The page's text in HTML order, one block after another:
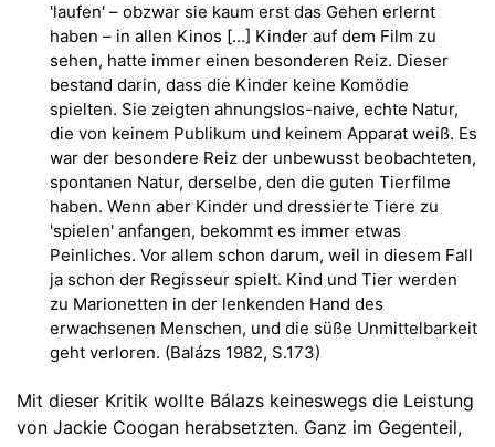
'laufen' – obzwar sie kaum erst das Gehen erlernt
haben – in allen Kinos [...] Kinder auf dem Film zu
sehen, hatte immer einen besonderen Reiz. Dieser
bestand darin, dass die Kinder keine Komödie
spielten. Sie zeigten ahnungslos-naive, echte Natur,
die von keinem Publikum und keinem Apparat weiß. Es
war der besondere Reiz der unbewusst beobachteten,
spontanen Natur, derselbe, den die guten Tierfilme
haben. Wenn aber Kinder und dressierte Tiere zu
'spielen' anfangen, bekommt es immer etwas
Peinliches. Vor allem schon darum, weil in diesem Fall
ja schon der Regisseur spielt. Kind und Tier werden
zu Marionetten in der lenkenden Hand des
erwachsenen Menschen, und die süße Unmittelbarkeit
geht verloren. (Balázs 1982, S.173)
Mit dieser Kritik wollte Bálazs keineswegs die Leistung
von Jackie Coogan herabsetzten. Ganz im Gegenteil,